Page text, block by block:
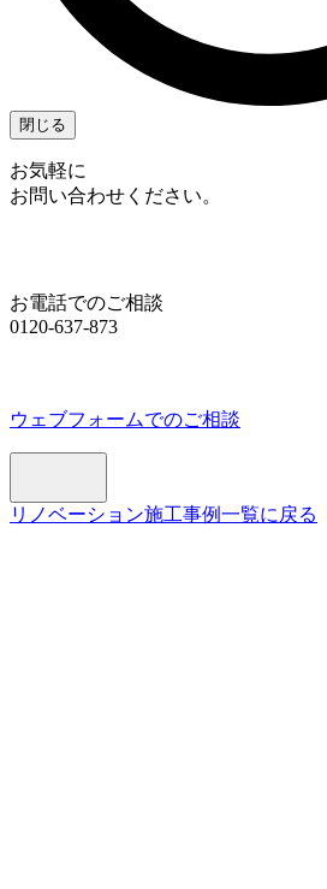
閉じる
お気軽に
お問い合わせください。
お電話でのご相談
0120-637-873
ウェブフォームでのご相談
リノベーション施工事例一覧に戻る